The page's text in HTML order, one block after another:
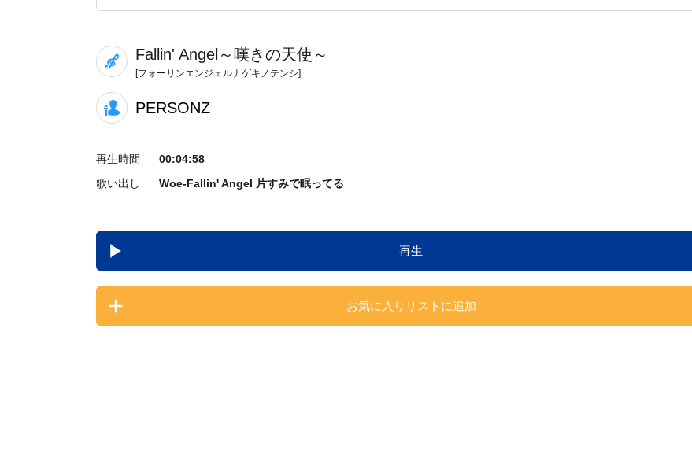
Fallin' Angel～嘆きの天使～
[フォーリンエンジェルナゲキノテンシ]
PERSONZ
再生時間
00:04:58
歌い出し
Woe-Fallin' Angel 片すみで眠ってる
再生
お気に入りリストに追加